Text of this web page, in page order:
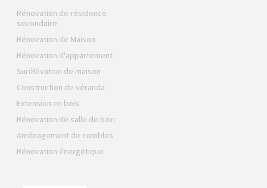
Rénovation de résidence
secondaire
Rénovation de Maison
Rénovation d'appartement
Surélévation de maison
Construction de véranda
Extension en bois
Rénovation de salle de bain
Aménagement de combles
Rénovation énergétique